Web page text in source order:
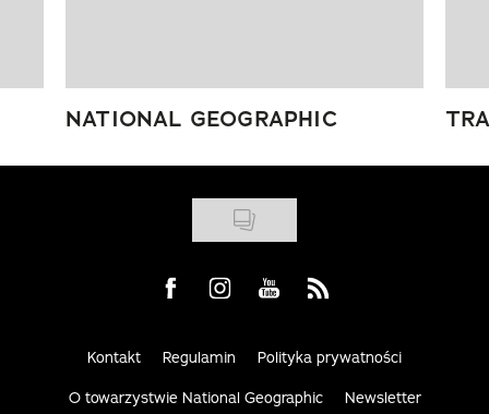
NATIONAL GEOGRAPHIC
Visit us on Facebook
Visit us on Instagram
Visit us on Youtube
Visit us on Rss
Kontakt Regulamin Polityka prywatności
O towarzystwie National Geographic Newsletter